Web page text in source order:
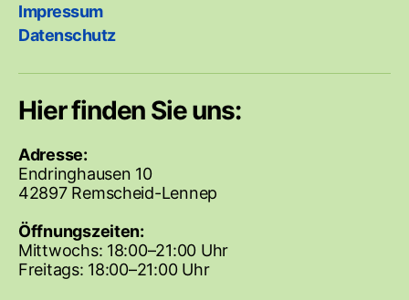
Impressum
Datenschutz
Hier finden Sie uns:
Adresse:
Endringhausen 10
42897 Remscheid-Lennep
Öffnungszeiten:
Mittwochs: 18:00–21:00 Uhr
Freitags: 18:00–21:00 Uhr